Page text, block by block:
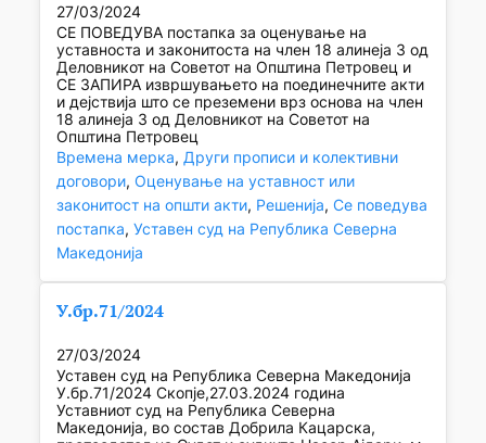
27/03/2024
СЕ ПОВЕДУВА постапка за оценување на
уставноста и законитоста на член 18 алинеја 3 од
Деловникот на Советот на Општина Петровец и
СЕ ЗАПИРА извршувањето на поединечните акти
и дејствија што се преземени врз основа на член
18 алинеја 3 од Деловникот на Советот на
Општина Петровец
Времена мерка, Други прописи и колективни
договори, Оценување на уставност или
законитост на општи акти, Решенија, Се поведува
постапка, Уставен суд на Република Северна
Македонија
У.бр.71/2024
27/03/2024
Уставен суд на Република Северна Македонија
У.бр.71/2024 Скопје,27.03.2024 година
Уставниот суд на Република Северна
Македонија, во состав Добрила Кацарска,